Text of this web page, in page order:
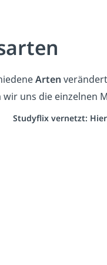
Arten
wir uns die einzelnen
Studyflix vernetzt: